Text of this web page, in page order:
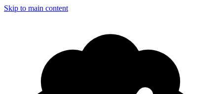
Skip to main content